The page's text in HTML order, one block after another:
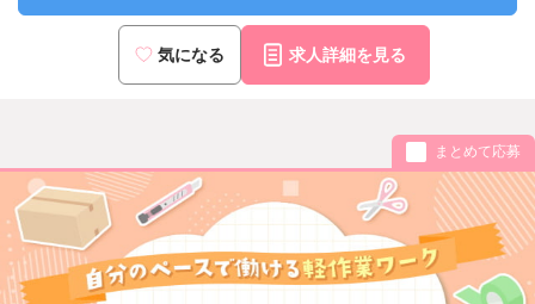
気になる 求人詳細を見る
まとめて応募